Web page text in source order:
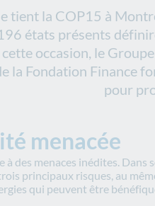
tient la COP15 à
états présents
occasion, le
la Fondation Finance
pour
menacée
des menaces inédites.
principaux risques, au
qui peuvent être